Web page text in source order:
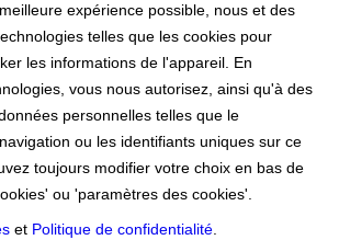
expérience possible, nous et des
telles que les cookies pour
les informations de l'appareil. En
vous nous autorisez, ainsi qu'à des
personnelles telles que le
ou les identifiants uniques sur ce
toujours modifier votre choix en bas de
ou 'paramètres des cookies'.
et Politique de confidentialité.